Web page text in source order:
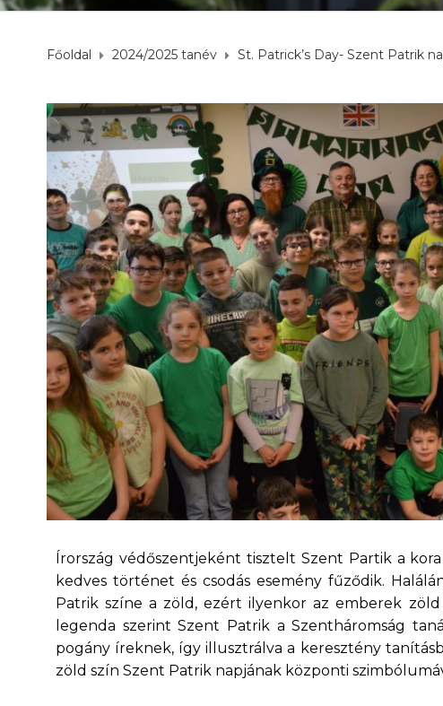
Főoldal 2024/2025 tanév St. Patrick’s Day- Szent Patrik
Írország védőszentjeként tisztelt Szent Partik a
kedves történet és csodás esemény fűződik.
Patrik színe a zöld, ezért ilyenkor az emberek
legenda szerint Szent Patrik a Szentháromság
pogány íreknek, így illusztrálva a keresztény
zöld szín Szent Patrik napjának központi